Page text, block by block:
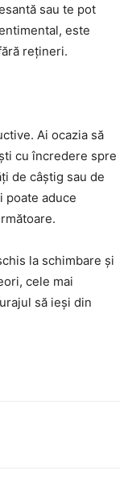
sau te pot
este
rețineri.
Ai ocazia să
cu încredere spre
de câștig sau de
poate aduce
la schimbare și
cele mai
să ieși din